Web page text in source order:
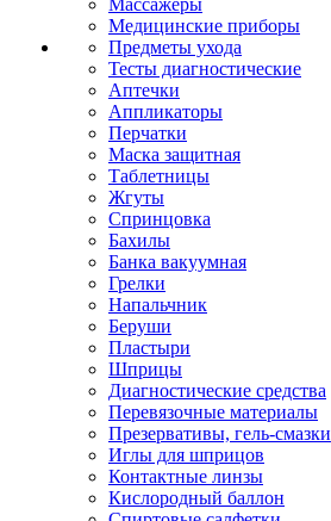
Массажеры
Медицинские приборы
Предметы ухода
Тесты диагностические
Аптечки
Аппликаторы
Перчатки
Маска защитная
Таблетницы
Жгуты
Спринцовка
Бахилы
Банка вакуумная
Грелки
Напальчник
Беруши
Пластыри
Шприцы
Диагностические средства
Перевязочные материалы
Презервативы, гель-смазки
Иглы для шприцов
Контактные линзы
Кислородный баллон